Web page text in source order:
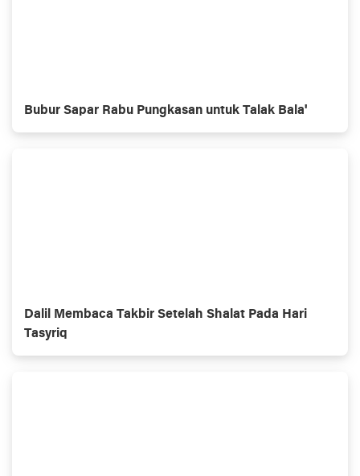
Bubur Sapar Rabu Pungkasan untuk Talak Bala'
Dalil Membaca Takbir Setelah Shalat Pada Hari
Tasyriq